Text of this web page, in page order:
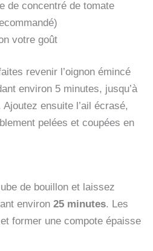
de concentré de tomate
votre goût
revenir l’oignon émincé
environ 5 minutes, jusqu’à
ensuite l’ail écrasé,
pelées et coupées en
de bouillon et laissez
environ 25 minutes. Les
former une compote épaisse